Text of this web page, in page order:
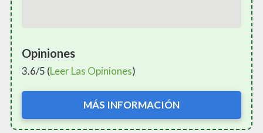
Opiniones
3.6/5 (Leer Las Opiniones)
MÁS INFORMACIÓN